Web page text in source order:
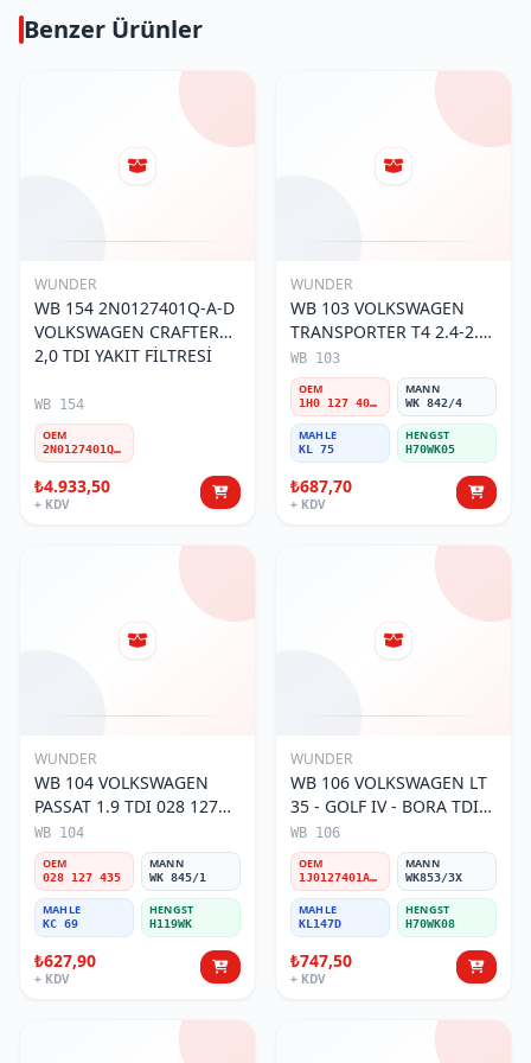
Benzer Ürünler
WUNDER
WB 154 2N0127401Q-A-D
VOLKSWAGEN CRAFTER
2,0 TDI YAKIT FİLTRESİ
WB 154
OEM
2N0127401Q-A-D
₺4.933,50
+ KDV
WUNDER
WB 103 VOLKSWAGEN
TRANSPORTER T4 2.4-2.5
MOTOR- CADDY E.M 1H0
127 401 C Yakıt/Mazot
Filtresi
WB 103
OEM
1H0 127 401 C
MANN
WK 842/4
MAHLE
KL 75
HENGST
H70WK05
₺687,70
+ KDV
WUNDER
WB 104 VOLKSWAGEN
PASSAT 1.9 TDI 028 127
435 Yakıt/Mazot Filtresi
WB 104
OEM
028 127 435
MANN
WK 845/1
MAHLE
KC 69
HENGST
H119WK
₺627,90
+ KDV
WUNDER
WB 106 VOLKSWAGEN LT
35 - GOLF IV - BORA TDI
1J0 127 401 Yakıt/Mazot
Filtresi
WB 106
OEM
1J0127401A/2D0127399/1J0127399A
MANN
WK853/3X
MAHLE
KL147D
HENGST
H70WK08
₺747,50
+ KDV